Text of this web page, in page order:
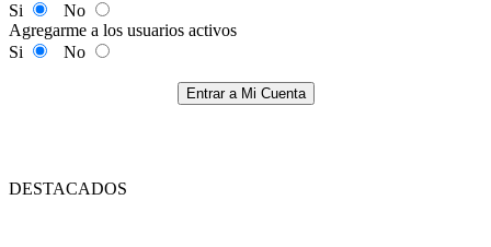
Si
No
Agregarme a los usuarios activos
Si
No
Entrar a Mi Cuenta
DESTACADOS